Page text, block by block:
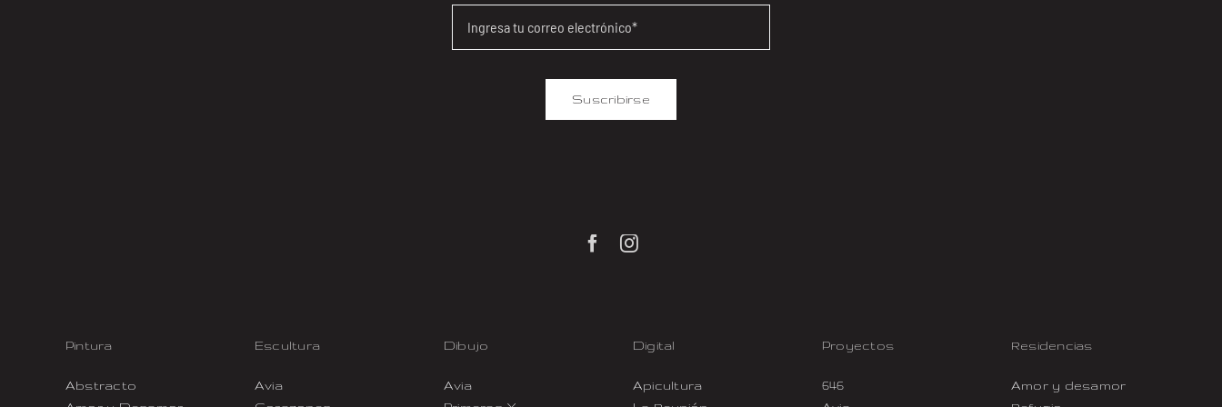
Suscribirse
Pintura
Abstracto
Escultura
Avia
Dibujo
Avia
Digital
Apicultura
Proyectos
646
Residencias
Amor y desamor